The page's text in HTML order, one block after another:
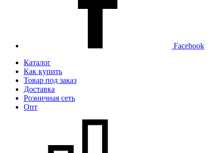
Facebook
Каталог
Как купить
Товар под заказ
Доставка
Розничная сеть
Опт